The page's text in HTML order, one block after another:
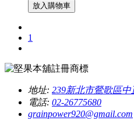
放入購物車
1
地址: 239新北市鶯歌區中
電話: 02-26775680
grainpower920@gmail.com